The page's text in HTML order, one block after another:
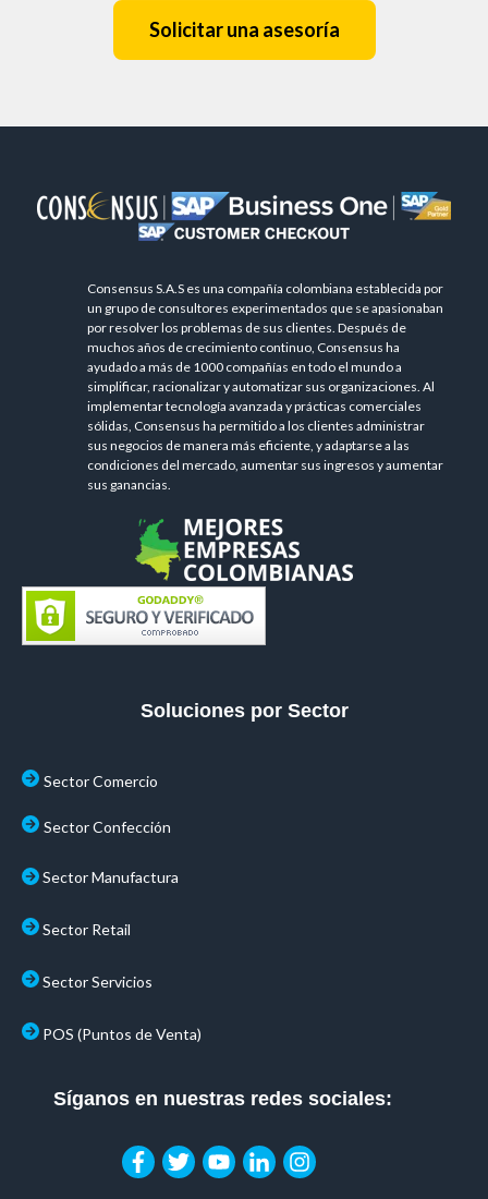
Solicitar una asesoría
Consensus S.A.S es una compañía colombiana establecida por
un grupo de consultores experimentados que se apasionaban
por resolver los problemas de sus clientes. Después de
muchos años de crecimiento continuo, Consensus ha
ayudado a más de 1000 compañías en todo el mundo a
simplificar, racionalizar y automatizar sus organizaciones. Al
implementar tecnología avanzada y prácticas comerciales
sólidas, Consensus ha permitido a los clientes administrar
sus negocios de manera más eficiente, y adaptarse a las
condiciones del mercado, aumentar sus ingresos y aumentar
sus ganancias.
Soluciones por Sector
Sector Comercio
Sector Confección
Sector Manufactura
Sector Retail
Sector Servicios
POS (Puntos de Venta)
Síganos en nuestras redes sociales: